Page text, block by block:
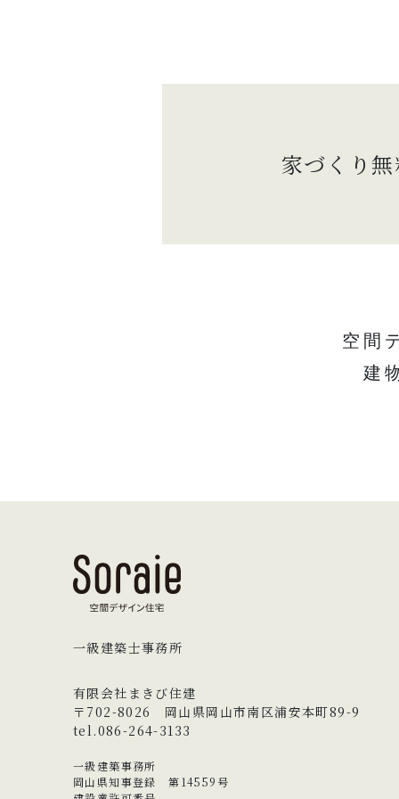
家づくり
空間
建
一級建築士事務所
有限会社まきび住建
〒702-8026 岡山県岡山市南区浦安本町89-9
tel.086-264-3133
一級建築事務所
岡山県知事登録 第14559号